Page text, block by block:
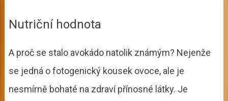
Nutriční hodnota
A proč se stalo avokádo natolik známým? Nejenže
se jedná o fotogenický kousek ovoce, ale je
nesmírně bohaté na zdraví přínosné látky. Je